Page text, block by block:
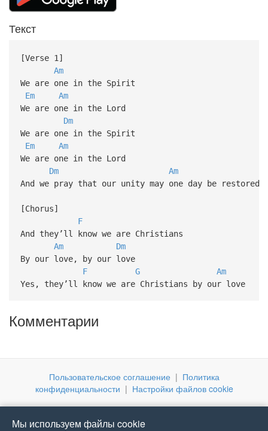
Текст
[Verse 1]
Am
We are one in the Spirit
Em
Am
We are one in the Lord
Dm
We are one in the Spirit
Em
Am
We are one in the Lord
Dm
Am
And we pray that our unity may one day be restored
[Chorus]
F
And they’ll know we are Christians
Am
Dm
By our love, by our love
F
G
Am
Yes, they’ll know we are Christians by our love
Комментарии
Пользовательское соглашение | Политика
конфиденциальности | Настройки файлов cookie
Мы используем файлы cookie